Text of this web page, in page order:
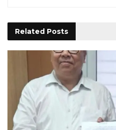
Related Posts